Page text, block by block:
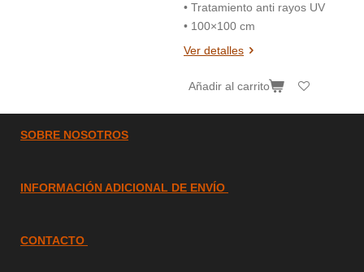
• Tratamiento anti rayos UV
• 100×100 cm
Ver detalles
Añadir al carrito
SOBRE NOSOTROS
INFORMACIÓN ADICIONAL DE ENVÍO
CONTACTO